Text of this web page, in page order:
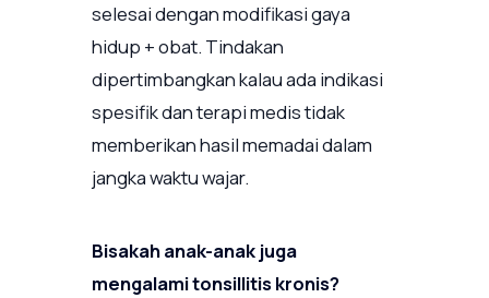
selesai dengan modifikasi gaya
hidup + obat. Tindakan
dipertimbangkan kalau ada indikasi
spesifik dan terapi medis tidak
memberikan hasil memadai dalam
jangka waktu wajar.
Bisakah anak-anak juga
mengalami tonsillitis kronis?